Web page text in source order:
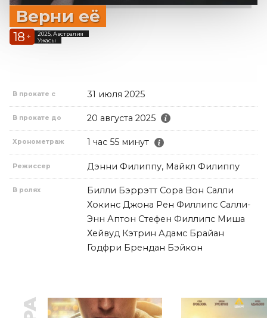
Верни её
18 +
2025, Австралия
Ужасы
В прокате с 31 июля 2025
В прокате до 20 августа 2025
Хронометраж 1 час 55 минут
Режиссер Дэнни Филиппу, Майкл Филиппу
В ролях
Билли Бэррэтт Сора Вон Салли
Хокинс Джона Рен Филлипс Салли-
Энн Аптон Стефен Филлипс Миша
Хейвуд Кэтрин Адамс Брайан
Годфри Брендан Бэйкон